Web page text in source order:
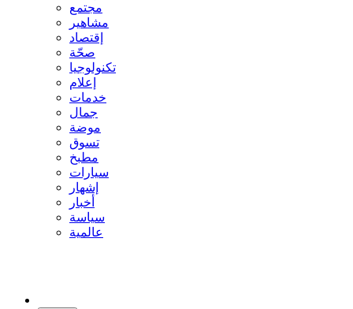
مجتمع
مشاهير
إقتصاد
صحّة
تكنولوجيا
إعلام
خدمات
جمال
موضة
تسوق
مطبخ
سيارات
إشهار
أخبار
سياسة
عالمية